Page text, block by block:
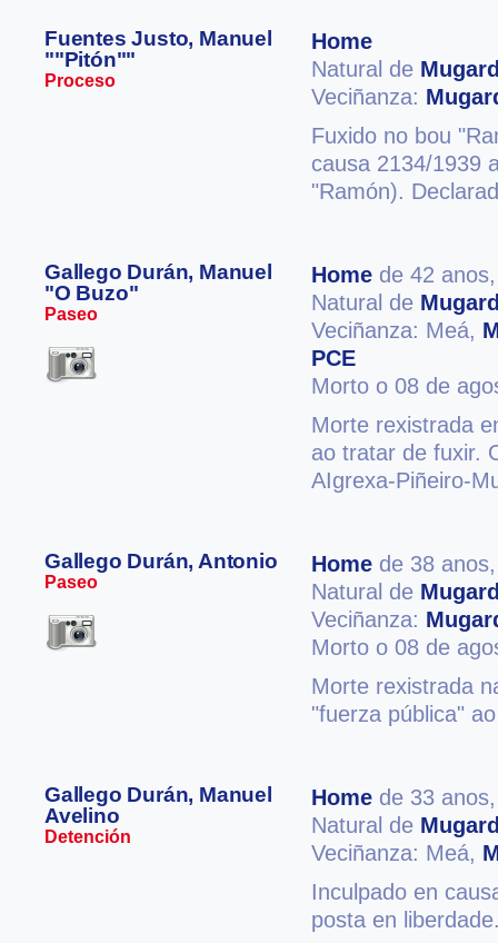
Fuentes Justo, Manuel
""Pitón""
Proceso
Home
Natural de
Veciñanza:
Fuxido no bou
causa 2134/1939
"Ramón).
Gallego Durán, Manuel
"O Buzo"
Paseo
Home de 42
Natural de
Veciñanza: Meá,
PCE
Morto o 08 de
Morte rexistrada
ao tratar de fuxir.
AIgrexa-Piñeiro-
Gallego Durán, Antonio
Paseo
Home de 38
Natural de
Veciñanza:
Morto o 08 de
Morte rexistrada
"fuerza pública"
Gallego Durán, Manuel
Avelino
Detención
Home de 33
Natural de
Veciñanza: Meá,
Inculpado en
posta en